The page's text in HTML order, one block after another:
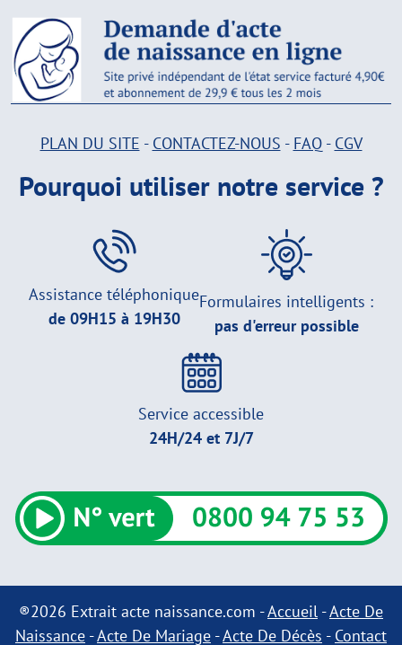
PLAN DU SITE - CONTACTEZ-NOUS - FAQ- CGV
Pourquoi utiliser notre service ?
Assistance téléphonique
de 09H15 à 19H30
Formulaires intelligents :
pas d'erreur possible
Service accessible
24H/24 et 7J/7
®2026 Extrait acte naissance.com -Accueil -Acte De
Naissance -Acte De Mariage -Acte De Décès - Contact